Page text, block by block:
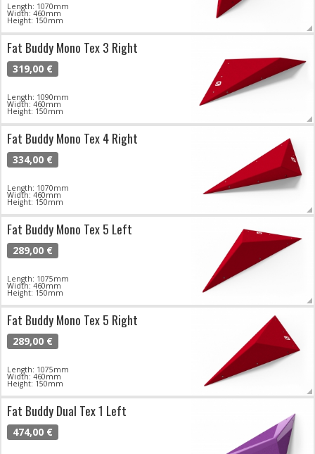
Length: 1070mm
Width: 460mm
Height: 150mm
Fat Buddy Mono Tex 3 Right
319,00 €
Length: 1090mm
Width: 460mm
Height: 150mm
Fat Buddy Mono Tex 4 Right
334,00 €
Length: 1070mm
Width: 460mm
Height: 150mm
Fat Buddy Mono Tex 5 Left
289,00 €
Length: 1075mm
Width: 460mm
Height: 150mm
Fat Buddy Mono Tex 5 Right
289,00 €
Length: 1075mm
Width: 460mm
Height: 150mm
Fat Buddy Dual Tex 1 Left
474,00 €